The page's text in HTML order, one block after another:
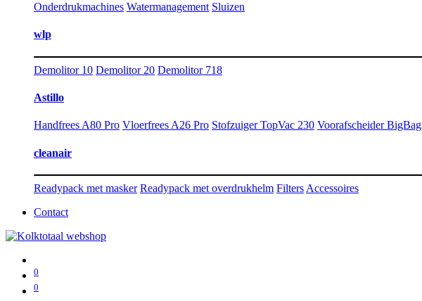
Onderdrukmachines Watermanagement Sluizen
wlp
Demolitor 10 Demolitor 20 Demolitor 718
Astillo
Handfrees A80 Pro Vloerfrees A26 Pro Stofzuiger TopVac 230 Voorafscheider BigBag
cleanair
Readypack met masker Readypack met overdrukhelm Filters Accessoires
Contact
0
0